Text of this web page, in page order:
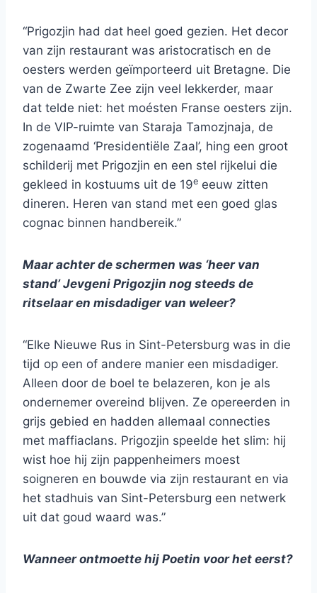
“Prigozjin had dat heel goed gezien. Het decor
van zijn restaurant was aristocratisch en de
oesters werden geïmporteerd uit Bretagne. Die
van de Zwarte Zee zijn veel lekkerder, maar
dat telde niet: het moésten Franse oesters zijn.
In de VIP-ruimte van Staraja Tamozjnaja, de
zogenaamd ‘Presidentiële Zaal’, hing een groot
schilderij met Prigozjin en een stel rijkelui die
gekleed in kostuums uit de 19e eeuw zitten
dineren. Heren van stand met een goed glas
cognac binnen handbereik.”
Maar achter de schermen was ‘heer van
stand’ Jevgeni Prigozjin nog steeds de
ritselaar en misdadiger van weleer?
“Elke Nieuwe Rus in Sint-Petersburg was in die
tijd op een of andere manier een misdadiger.
Alleen door de boel te belazeren, kon je als
ondernemer overeind blijven. Ze opereerden in
grijs gebied en hadden allemaal connecties
met maffiaclans. Prigozjin speelde het slim: hij
wist hoe hij zijn pappenheimers moest
soigneren en bouwde via zijn restaurant en via
het stadhuis van Sint-Petersburg een netwerk
uit dat goud waard was.”
Wanneer ontmoette hij Poetin voor het eerst?